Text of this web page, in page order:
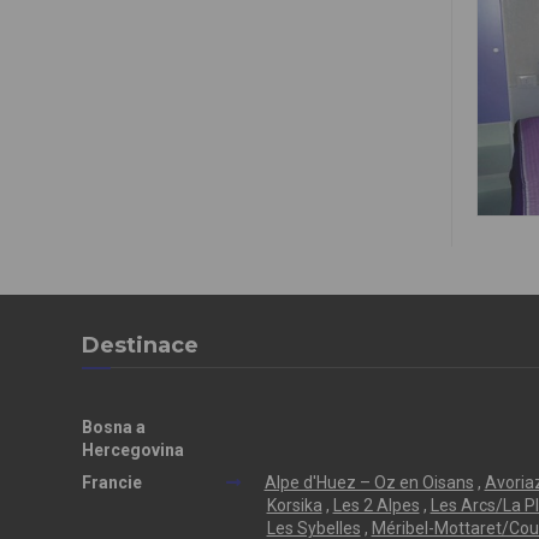
Destinace
Bosna a
Hercegovina
Francie
Alpe d'Huez – Oz en Oisans ,
Korsika , Les 2 Alpes , Les Arcs/La
Les Sybelles , Méribel-Mottaret/